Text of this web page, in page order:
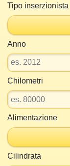
Tipo inserzionista
Anno
Chilometri
Alimentazione
Cilindrata